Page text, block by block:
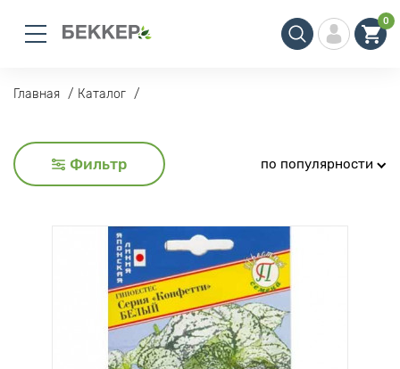
0
Главная Каталог
Фильтр по популярности